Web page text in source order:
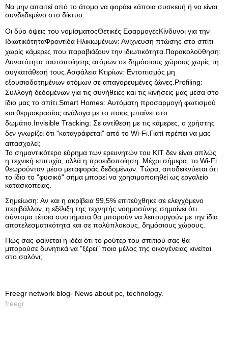
Να μην απαιτεί από το άτομο να φοράει κάποια συσκευή ή να είναι
συνδεδεμένο στο δίκτυο.
Οι δύο όψεις του νομίσματοςΘετικές ΕφαρμογέςΚίνδυνοι για την
ΙδιωτικότηταΦροντίδα Ηλικιωμένων: Ανίχνευση πτώσης στο σπίτι
χωρίς κάμερες που παραβιάζουν την ιδιωτικότητα.Παρακολούθηση:
Δυνατότητα ταυτοποίησης ατόμων σε δημόσιους χώρους χωρίς τη
συγκατάθεσή τους.Ασφάλεια Κτιρίων: Εντοπισμός μη
εξουσιοδοτημένων ατόμων σε απαγορευμένες ζώνες.Profiling:
Συλλογή δεδομένων για τις συνήθειες και τις κινήσεις μας μέσα στο
ίδιο μας το σπίτι.Smart Homes: Αυτόματη προσαρμογή φωτισμού
και θερμοκρασίας ανάλογα με το ποιος μπαίνει στο
δωμάτιο.Invisible Tracking: Σε αντίθεση με τις κάμερες, ο χρήστης
δεν γνωρίζει ότι "καταγράφεται" από το Wi-Fi.Γιατί πρέπει να μας
απασχολεί;
Το σημαντικότερο εύρημα των ερευνητών του KIT δεν είναι απλώς
η τεχνική επιτυχία, αλλά η προειδοποίηση. Μέχρι σήμερα, το Wi-Fi
θεωρούνταν μέσο μεταφοράς δεδομένων. Τώρα, αποδεικνύεται ότι
το ίδιο το "φυσικό" σήμα μπορεί να χρησιμοποιηθεί ως εργαλείο
κατασκοπείας.
Σημείωση: Αν και η ακρίβεια 99,5% επιτεύχθηκε σε ελεγχόμενο
περιβάλλον, η εξέλιξη της τεχνητής νοημοσύνης σημαίνει ότι
σύντομα τέτοια συστήματα θα μπορούν να λειτουργούν με την ίδια
αποτελεσματικότητα και σε πολύπλοκους, δημόσιους χώρους.
Πώς σας φαίνεται η ιδέα ότι το ρούτερ του σπιτιού σας θα
μπορούσε δυνητικά να "ξέρει" ποιο μέλος της οικογένειας κινείται
στο σαλόνι;
Freegr network blog- News about pc, technology.
freegr